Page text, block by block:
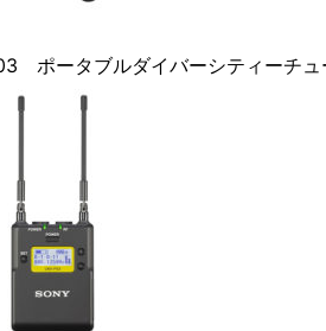
ポータブルダイバーシティーチュ